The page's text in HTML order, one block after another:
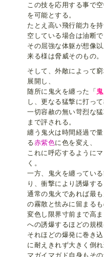
この技を応用する事で
を可能とする。
たとえ高い飛行能力を
空している場合は油断で
その屈強な体躯が想像
来る様は脅威そのもの。
そして、外敵によって
展開し、
随所に鬼火を纏った「
し、更なる猛撃に打って
一切容赦の無い苛烈な
まで評される。
纏う鬼火は時間経過で
る赤紫色に色を変え、
これに呼応するように
く。
一方、鬼火を纏ってい
り、衝撃により誘爆す
通常の鬼火であれば最
の霧散と怯みに留まるも
変色し限界寸前まで高
への誘爆するほどの規模
それほどの爆発に巻き
に耐えきれず大きく倒れ
マガイマガド自身もそ